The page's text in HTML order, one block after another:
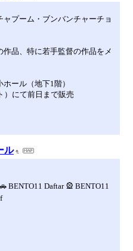
ャプーム・ブンバンチャーチョ
品、特に若手監督の作品をメ
ール（地下1階）
）にて前日まで販売
ル
Daftar 🎡 BENTO11